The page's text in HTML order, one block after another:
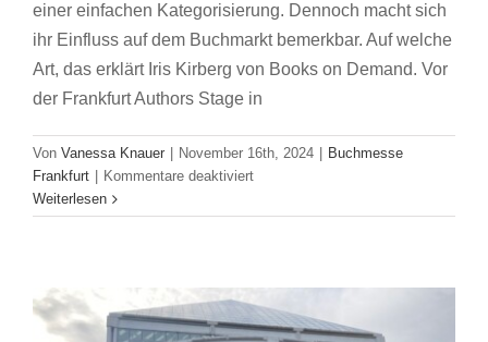
einer einfachen Kategorisierung. Dennoch macht sich
ihr Einfluss auf dem Buchmarkt bemerkbar. Auf welche
Art, das erklärt Iris Kirberg von Books on Demand. Vor
der Frankfurt Authors Stage in
Von Vanessa Knauer November 16th, 2024
Buchmesse
Frankfurt
Kommentare deaktiviertfür
lesen
Weiterlesen
FBM 2024: Literarische Inseln
Buchbranche Buchmesse Frankfurt